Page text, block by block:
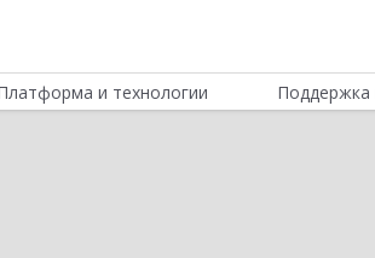
и технологии Поддержка